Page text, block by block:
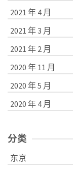
2021 年 4 月
2021 年 3 月
2021 年 2 月
2020 年 11 月
2020 年 5 月
2020 年 4 月
分类
东京